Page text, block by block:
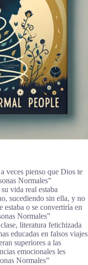
veces pienso que Dios te
Normales”
vida real estaba
sucediendo sin ella, y no
estaba o se convertiría en
Normales”
literatura fetichizada
educadas en falsos viajes
superiores a las
emocionales les
Normales”